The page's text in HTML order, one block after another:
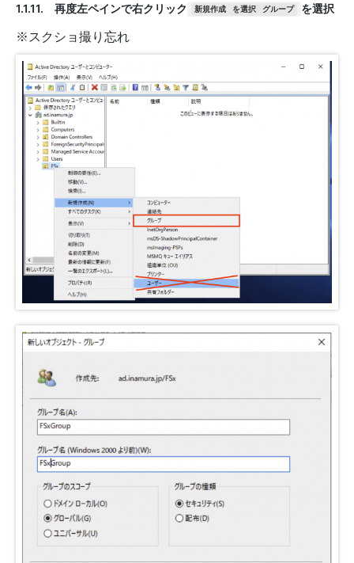
1.1.11. 再度左ペインで右クリック 新規作成 を選択 グループ を選択
※スクショ撮り忘れ